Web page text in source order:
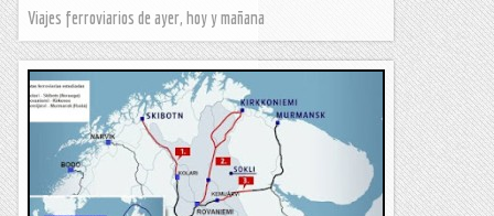
Viajes ferroviarios de ayer, hoy y mañana